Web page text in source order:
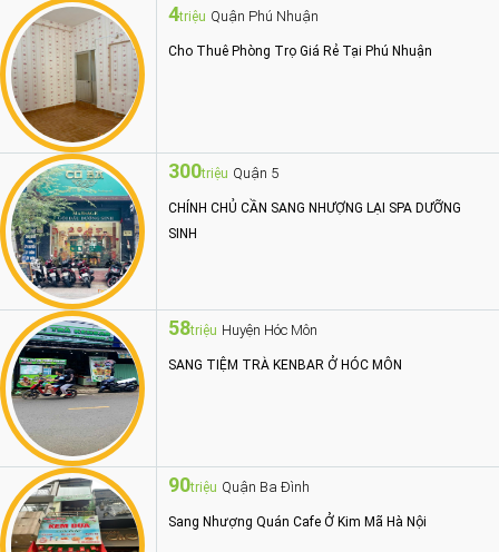
4triệu Quận Phú Nhuận
Cho Thuê Phòng Trọ Giá Rẻ Tại Phú Nhuận
300triệu Quận 5
CHÍNH CHỦ CẦN SANG NHƯỢNG LẠI SPA DƯỠNG
SINH
58triệu Huyện Hóc Môn
SANG TIỆM TRÀ KENBAR Ở HÓC MÔN
90triệu Quận Ba Đình
Sang Nhượng Quán Cafe Ở Kim Mã Hà Nội